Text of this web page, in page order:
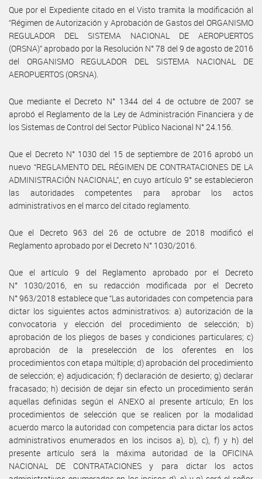
Que por el Expediente citado en el Visto tramita la modificación al
“Régimen de Autorización y Aprobación de Gastos del ORGANISMO
REGULADOR DEL SISTEMA NACIONAL DE AEROPUERTOS
(ORSNA)” aprobado por la Resolución N° 78 del 9 de agosto de 2016
del ORGANISMO REGULADOR DEL SISTEMA NACIONAL DE
AEROPUERTOS (ORSNA).
Que mediante el Decreto N° 1344 del 4 de octubre de 2007 se
aprobó el Reglamento de la Ley de Administración Financiera y de
los Sistemas de Control del Sector Público Nacional N° 24.156.
Que el Decreto N° 1030 del 15 de septiembre de 2016 aprobó un
nuevo “REGLAMENTO DEL RÉGIMEN DE CONTRATACIONES DE LA
ADMINISTRACIÓN NACIONAL”, en cuyo artículo 9° se establecieron
las autoridades competentes para aprobar los actos
administrativos en el marco del citado reglamento.
Que el Decreto 963 del 26 de octubre de 2018 modificó el
Reglamento aprobado por el Decreto N° 1030/2016.
Que el artículo 9 del Reglamento aprobado por el Decreto
N° 1030/2016, en su redacción modificada por el Decreto
N° 963/2018 establece que “Las autoridades con competencia para
dictar los siguientes actos administrativos: a) autorización de la
convocatoria y elección del procedimiento de selección; b)
aprobación de los pliegos de bases y condiciones particulares; c)
aprobación de la preselección de los oferentes en los
procedimientos con etapa múltiple; d) aprobación del procedimiento
de selección; e) adjudicación; f) declaración de desierto; g) declarar
fracasado; h) decisión de dejar sin efecto un procedimiento serán
aquellas definidas según el ANEXO al presente artículo; En los
procedimientos de selección que se realicen por la modalidad
acuerdo marco la autoridad con competencia para dictar los actos
administrativos enumerados en los incisos a), b), c), f) y h) del
presente artículo será la máxima autoridad de la OFICINA
NACIONAL DE CONTRATACIONES y para dictar los actos